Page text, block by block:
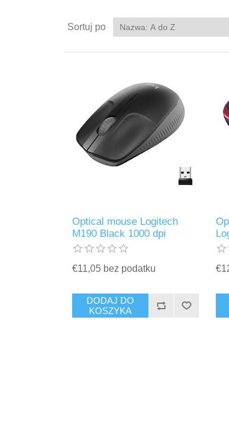
Sortuj po
Optical mouse Logitech
M190 Black 1000 dpi
€11,05 bez podatku
DODAJ DO
KOSZYKA